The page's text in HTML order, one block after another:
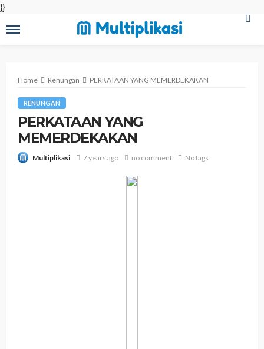
}}
Home Renungan PERKATAAN YANG MEMERDEKAKAN
RENUNGAN
PERKATAAN YANG
MEMERDEKAKAN
Multiplikasi 7 years ago no comment No tags